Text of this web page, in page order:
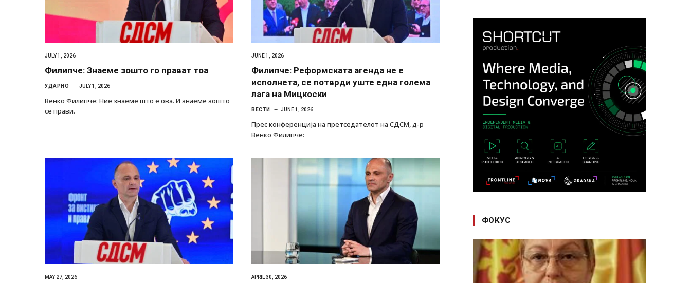
JULY 1, 2026
Филипче: Знаеме зошто го прават тоа
УДАРНО JULY 1, 2026
Венко Филипче: Ние знаеме што е ова. И знаеме зошто
се прави.
JUNE 1, 2026
Филипче: Реформската агенда не е
исполнета, се потврди уште една голема
лага на Мицкоски
ВЕСТИ JUNE 1, 2026
Прес конференција на претседателот на СДСМ, д-р
Венко Филипче:
MAY 27, 2026 APRIL 30, 2026